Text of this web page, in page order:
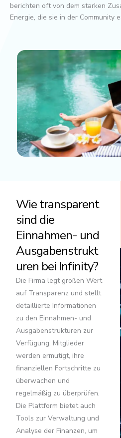
berichten oft von dem starken
Energie, die sie in der Community
Wie transparent
sind die
Einnahmen- und
Ausgabenstrukt
uren bei Infinity?
Die Firma legt großen Wert
auf Transparenz und stellt
detaillierte Informationen
zu den Einnahmen- und
Ausgabenstrukturen zur
Verfügung. Mitglieder
werden ermutigt, ihre
finanziellen Fortschritte zu
überwachen und
regelmäßig zu überprüfen.
Die Plattform bietet auch
Tools zur Verwaltung und
Analyse der Finanzen, um